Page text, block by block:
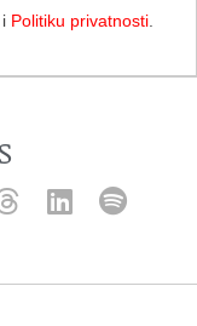
i Politiku privatnosti.